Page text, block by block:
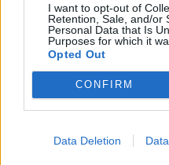
I want to opt-out of
Retention, Sale, and/or
Personal Data that Is
Purposes for which it
Opted Out
CONFIRM
Data Deletion